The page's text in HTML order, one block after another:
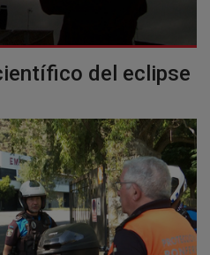
del eclipse